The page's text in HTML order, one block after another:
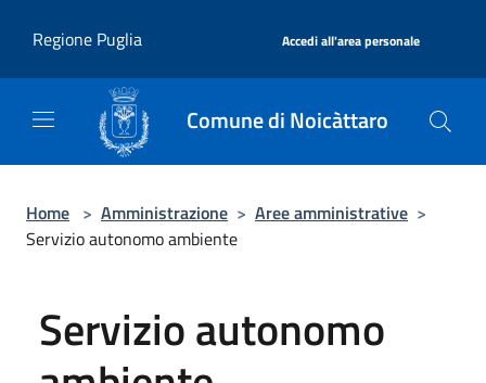
Regione Puglia
Accedi all'area personale
Comune di Noicàttaro
Home > Amministrazione > Aree amministrative >
Servizio autonomo ambiente
Servizio autonomo